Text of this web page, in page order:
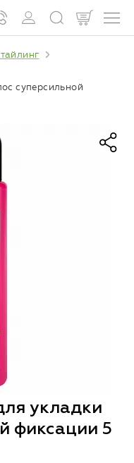
суперсильной
укладки
фиксации 5